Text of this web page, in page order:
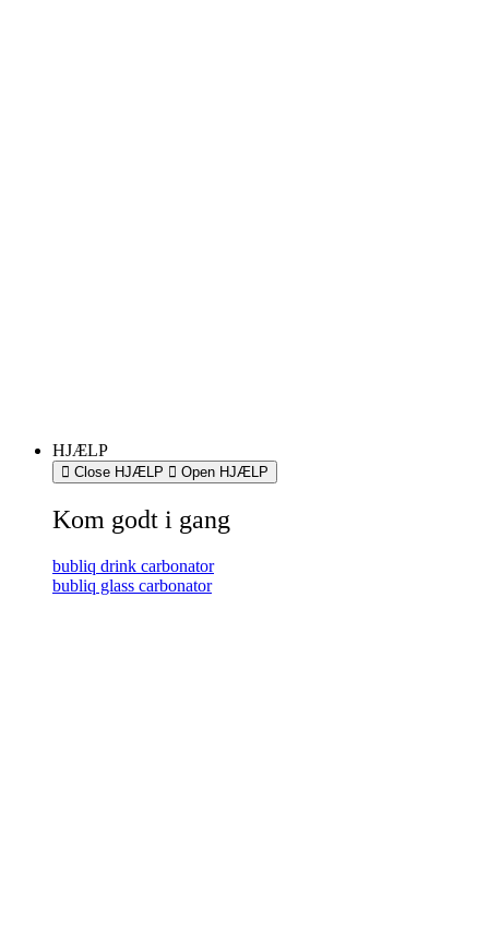
HJÆLP
Close HJÆLP Open HJÆLP
Kom godt i gang
bubliq drink carbonator
bubliq glass carbonator